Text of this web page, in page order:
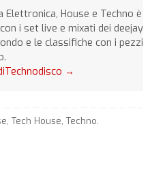
Elettronica, House e Techno è
i set live e mixati dei deejay
e le classifiche con i pezzi
→
, Tech House, Techno.